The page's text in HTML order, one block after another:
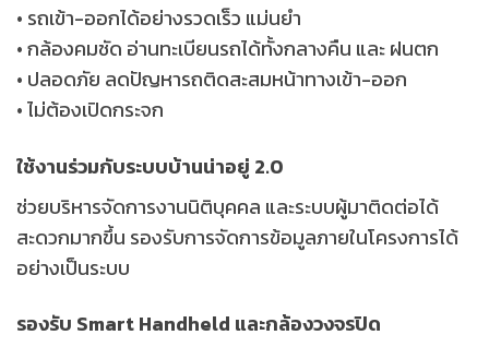
• รถเข้า-ออกได้อย่างรวดเร็ว แม่นยำ
• กล้องคมชัด อ่านทะเบียนรถได้ทั้งกลางคืน และ ฝนตก
• ปลอดภัย ลดปัญหารถติดสะสมหน้าทางเข้า-ออก
•ไม่ต้องเปิดกระจก
ใช้งานร่วมกับระบบบ้านน่าอยู่ 2.0
ช่วยบริหารจัดการงานนิติบุคคล และระบบผู้มาติดต่อได้
สะดวกมากขึ้น รองรับการจัดการข้อมูลภายในโครงการได้
อย่างเป็นระบบ
รองรับ Smart Handheld และกล้องวงจรปิด